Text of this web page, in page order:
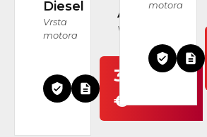
Diesel
Vrsta
motora
Automatski
Vrsta mjenjača
30.999
€
motora